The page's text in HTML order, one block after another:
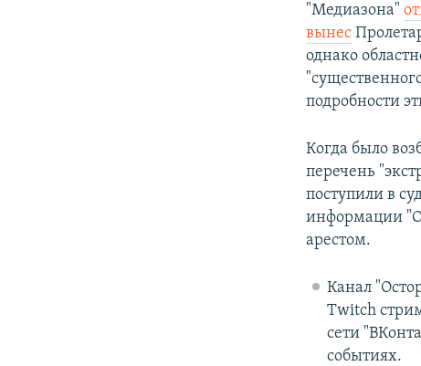
"Медиазона"
вынес
однако
подробности
Когда было
перечень
поступили в
информации
арестом.
Канал
Twitch
сети
событиях.